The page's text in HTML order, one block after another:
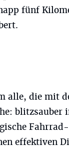
fünf
alle, die mit
blitzsauber
effektiven